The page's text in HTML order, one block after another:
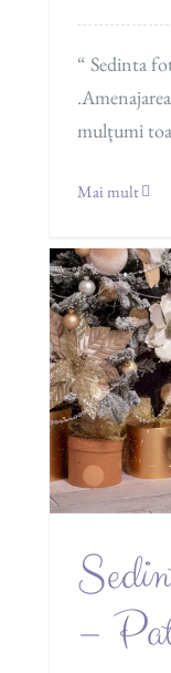
“ Sedinta
mulțumi
Mai mult
–